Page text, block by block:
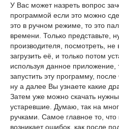
У Вас может назреть вопрос
программой если это можно
это в ручном режиме, то это
времени. Только представьте,
производителя, посмотреть,
загрузить её, и только потом
используя данное приложение,
запустить эту программу, после
ну а далее Вы узнаете какие
Затем уже можно скачать
устаревшие. Думаю, так на
ручками. Самое главное то,
возникает ошибок, как после